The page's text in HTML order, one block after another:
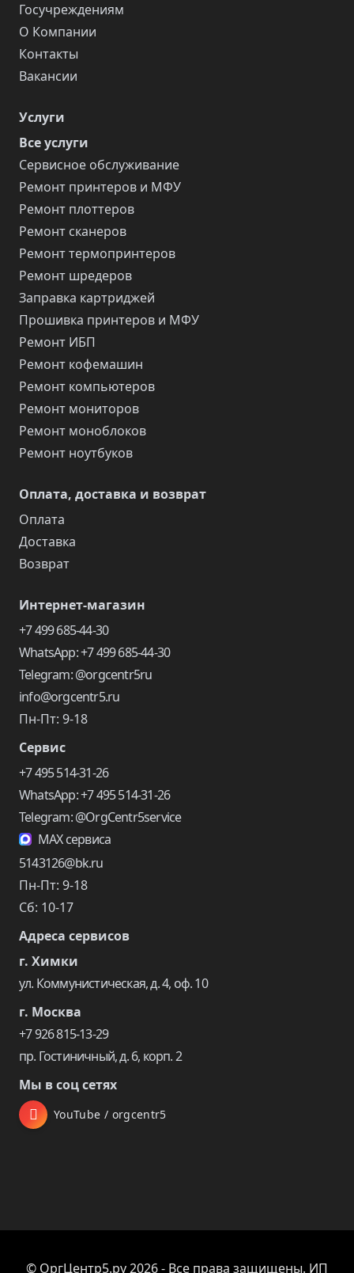
Госучреждениям
О Компании
Контакты
Вакансии
Услуги
Все услуги
Сервисное обслуживание
Ремонт принтеров и МФУ
Ремонт плоттеров
Ремонт сканеров
Ремонт термопринтеров
Ремонт шредеров
Заправка картриджей
Прошивка принтеров и МФУ
Ремонт ИБП
Ремонт кофемашин
Ремонт компьютеров
Ремонт мониторов
Ремонт моноблоков
Ремонт ноутбуков
Оплата, доставка и возврат
Оплата
Доставка
Возврат
Интернет-магазин
+7 499 685-44-30
WhatsApp: +7 499 685-44-30
Telegram: @orgcentr5ru
info@orgcentr5.ru
Пн-Пт: 9-18
Сервис
+7 495 514-31-26
WhatsApp: +7 495 514-31-26
Telegram: @OrgCentr5service
MAX сервиса
5143126@bk.ru
Пн-Пт: 9-18
Сб: 10-17
Адреса сервисов
г. Химки
ул. Коммунистическая, д. 4, оф. 10
г. Москва
+7 926 815-13-29
пр. Гостиничный, д. 6, корп. 2
Мы в соц сетях
YouTube / orgcentr5
© ОргЦентр5.ру 2026 - Все права защищены. ИП